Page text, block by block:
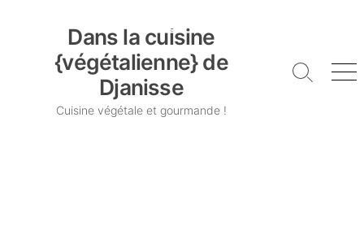
Dans la cuisine
{végétalienne} de
Djanisse
Cuisine végétale et gourmande !
Search